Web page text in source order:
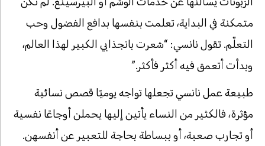
متمكنة في البداية، تعلمت بنفسها بدافع الفضول وحب
التعلّم. تقول نانسي: “شعرت بانجذابي الكبير لهذا العالم،
وبدأت أتعمق فيه أكثر فأكثر.”
طبيعة عمل نانسي تجعلها تواجه يوميًا قصص نسائية
مؤثرة، فالكثير من النساء يأتين إليها يحملن أوجاعًا نفسية
أو تجارب صعبة، أو ببساطة بحاجة للتعبير عن أنفسهن.